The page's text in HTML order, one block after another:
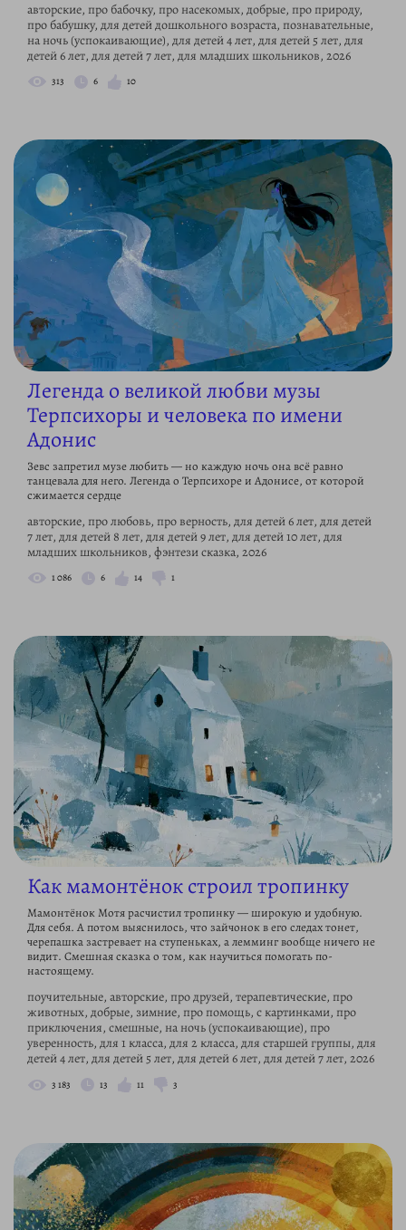
авторские, про бабочку, про насекомых, добрые, про природу,
про бабушку, для детей дошкольного возраста, познавательные,
на ночь (успокаивающие), для детей 4 лет, для детей 5 лет, для
детей 6 лет, для детей 7 лет, для младших школьников, 2026
313 6 10
Легенда о великой любви музы
Терпсихоры и человека по имени
Адонис
Зевс запретил музе любить — но каждую ночь она всё равно
танцевала для него. Легенда о Терпсихоре и Адонисе, от которой
сжимается сердце
авторские, про любовь, про верность, для детей 6 лет, для детей
7 лет, для детей 8 лет, для детей 9 лет, для детей 10 лет, для
младших школьников, фэнтези сказка, 2026
1 086 6 14 1
Как мамонтёнок строил тропинку
Мамонтёнок Мотя расчистил тропинку — широкую и удобную.
Для себя. А потом выяснилось, что зайчонок в его следах тонет,
черепашка застревает на ступеньках, а лемминг вообще ничего не
видит. Смешная сказка о том, как научиться помогать по-
настоящему.
поучительные, авторские, про друзей, терапевтические, про
животных, добрые, зимние, про помощь, с картинками, про
приключения, смешные, на ночь (успокаивающие), про
уверенность, для 1 класса, для 2 класса, для старшей группы, для
детей 4 лет, для детей 5 лет, для детей 6 лет, для детей 7 лет, 2026
3 183 13 11 3